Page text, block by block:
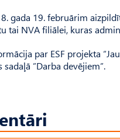
gada 19. februārim
tai NVA filiālei, kuras
par ESF projekta
”Darba devējiem”.